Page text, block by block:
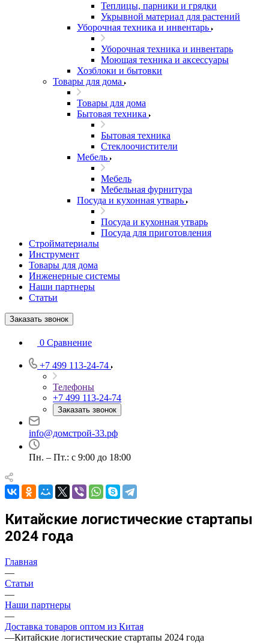
Теплицы, парники и грядки
Укрывной материал для растений
Уборочная техника и инвентарь
Уборочная техника и инвентарь
Моющая техника и аксессуары
Хозблоки и бытовки
Товары для дома
Товары для дома
Бытовая техника
Бытовая техника
Стеклоочистители
Мебель
Мебель
Мебельная фурнитура
Посуда и кухонная утварь
Посуда и кухонная утварь
Посуда для приготовления
Стройматериалы
Инструмент
Товары для дома
Инженерные системы
Наши партнеры
Статьи
Заказать звонок
0 Сравнение
+7 499 113-24-74
Телефоны
+7 499 113-24-74
Заказать звонок
info@домстрой-33.рф
Пн. – Пт.: с 9:00 до 18:00
Китайские логистические стартапы
2024 года
Главная
—
Статьи
—
Наши партнеры
—
Доставка товаров оптом из Китая
—Китайские логистические стартапы 2024 года